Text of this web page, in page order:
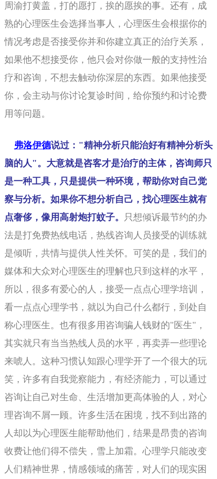
周渝打黄盖，打的愿打，挨的愿挨的事。还有，成
熟的心理医生会选择当事人，心理医生会根据你的
情况考虑是否接受你并和你建立真正的治疗关系，
如果他不想接受你，他只会对你做一般的支持性治
疗和咨询，不想去触动你深层的东西。如果他接受
你，会主动与你讨论复诊时间，给你预约和讨论费
用等问题。
弗洛伊德说过："精神分析只能治好有精神分析头
脑的人"。大意就是咨客才是治疗的主体， 咨询师只
是一种工具，只是提供一种环境，帮助你对自己觉
察与分析。如果你不想分析自己，找心理医生就有
点奢侈，像用高射炮打蚊子。 只想倾诉最节约的办
法是打免费热线电话，热线咨询人员接受的训练就
是倾听，共情与提供人性关怀。可笑的是，我们的
媒体和大众对心理医生的理解也只到这样的水平，
所以，很多有爱心的人，接受一点点心理学培训，
看一点点心理学书，就以为自己什么都行，到处自
称心理医生。也有很多用咨询骗人钱财的"医生"，
其实就只有当当热线人员的水平，再卖弄一些理论
来唬人。这种习惯认知跟心理学开了一个很大的玩
笑，许多有自我觉察能力，有经济能力，可以通过
咨询让自己对生命、生活增加更高体验的人，对心
理咨询不屑一顾。许多生活在困境，找不到出路的
人却以为心理医生能帮助他们，结果是昂贵的咨询
收费让他们得不偿失，雪上加霜。心理学只能改变
人们精神世界，情感领域的痛苦，对人们的现实困